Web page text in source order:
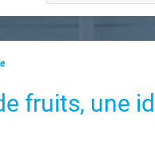
fruits, une